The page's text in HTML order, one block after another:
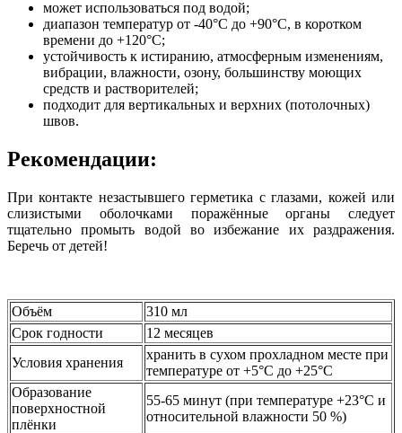
может использоваться под водой;
диапазон температур от -40°C до +90°C, в коротком
времени до +120°C;
устойчивость к истиранию, атмосферным изменениям,
вибрации, влажности, озону, большинству моющих
средств и растворителей;
подходит для вертикальных и верхних (потолочных)
швов.
Рекомендации:
При контакте незастывшего герметика с глазами, кожей или
слизистыми оболочками поражённые органы следует
тщательно промыть водой во избежание их раздражения.
Беречь от детей!
Объём
310 мл
Срок годности
12 месяцев
Условия хранения
хранить в сухом прохладном месте при
температуре от +5°C до +25°C
Образование
поверхностной
плёнки
55-65 минут (при температуре +23°C и
относительной влажности 50 %)